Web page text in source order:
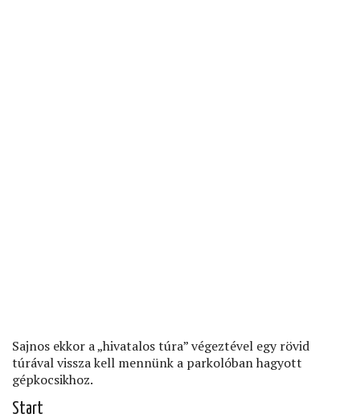
Sajnos ekkor a „hivatalos túra” végeztével egy rövid
túrával vissza kell mennünk a parkolóban hagyott
gépkocsikhoz.
Start